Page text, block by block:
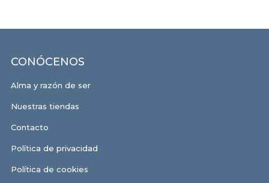
CONÓCENOS
Alma y razón de ser
Nuestras tiendas
Contacto
Política de privacidad
Política de cookies